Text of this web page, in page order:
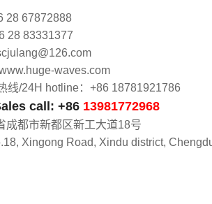
28 67872888
28 83331377
waves.com
线/24H hotline：+86 18781921786
call: +86 13981772968
成都市新都区新工大道18号
Xingong Road, Xindu district,